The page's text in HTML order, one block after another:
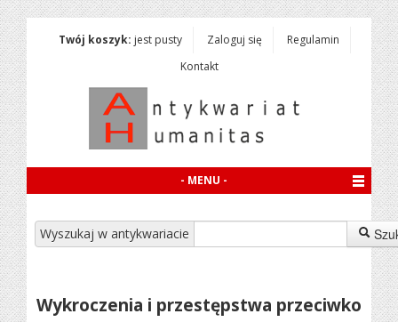
Twój koszyk: jest pusty Zaloguj się
Regulamin
Kontakt
- MENU -
Wyszukaj w antykwariacie
Wykroczenia i przestępstwa przeciwko